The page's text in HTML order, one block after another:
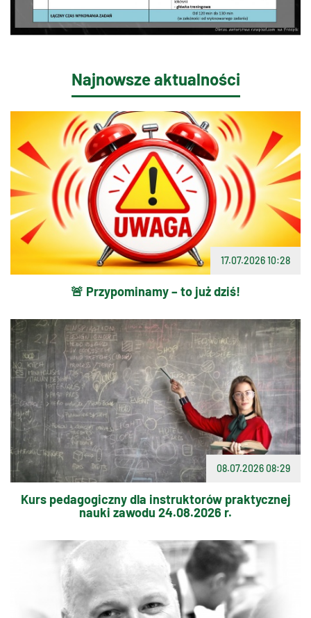
Najnowsze aktualności
17.07.2026 10:28
🚨 Przypominamy – to już dziś!
08.07.2026 08:29
Kurs pedagogiczny dla instruktorów praktycznej
nauki zawodu 24.08.2026 r.